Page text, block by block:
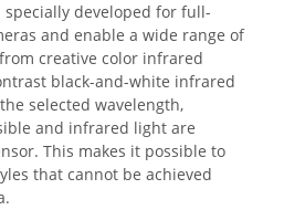
specially developed for full-
and enable a wide range of
creative color infrared
black-and-white infrared
selected wavelength,
and infrared light are
This makes it possible to
that cannot be achieved